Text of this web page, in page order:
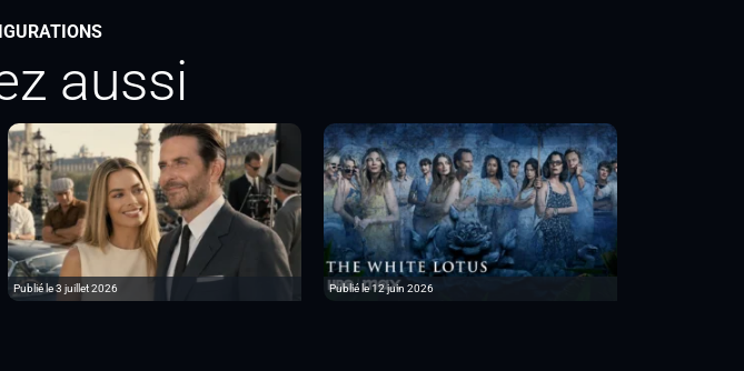
aussi
Publié le 3 juillet 2026 Publié le 12 juin 2026